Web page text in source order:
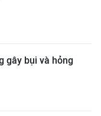
gây bụi và hỏng